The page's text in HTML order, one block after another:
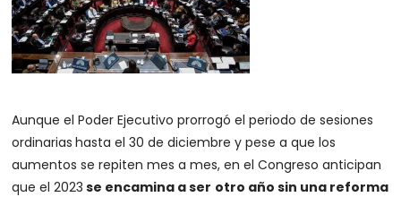
Aunque el Poder Ejecutivo prorrogó el periodo de sesiones
ordinarias hasta el 30 de diciembre y pese a que los
aumentos se repiten mes a mes, en el Congreso anticipan
que el 2023 se encamina a ser otro año sin una reforma